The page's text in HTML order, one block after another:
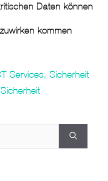
Daten können
kommen
Services, Sicherheit
Sicherheit